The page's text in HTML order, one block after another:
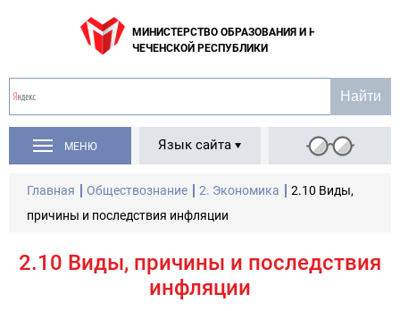
МИНИСТЕРСТВО ОБРАЗОВАНИЯ И НАУКИ
ЧЕЧЕНСКОЙ РЕСПУБЛИКИ
МЕНЮ Язык сайта
Главная Обществознание 2. Экономика
2.10 Виды,
причины и последствия инфляции
2.10 Виды, причины и последствия
инфляции